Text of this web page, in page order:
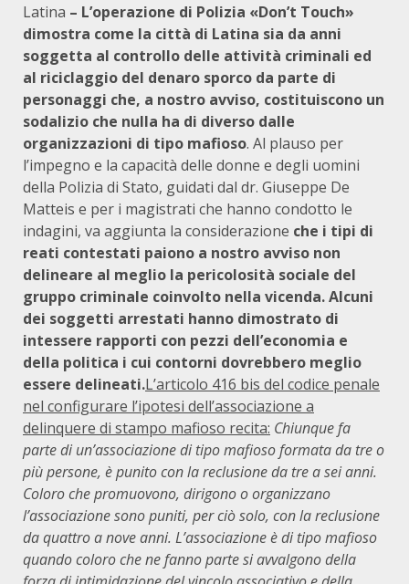
Latina – L’operazione di Polizia «Don’t Touch»
dimostra come la città di Latina sia da anni
soggetta al controllo delle attività criminali ed
al riciclaggio del denaro sporco da parte di
personaggi che, a nostro avviso, costituiscono un
sodalizio che nulla ha di diverso dalle
organizzazioni di tipo mafioso. Al plauso per
l’impegno e la capacità delle donne e degli uomini
della Polizia di Stato, guidati dal dr. Giuseppe De
Matteis e per i magistrati che hanno condotto le
indagini, va aggiunta la considerazione che i tipi di
reati contestati paiono a nostro avviso non
delineare al meglio la pericolosità sociale del
gruppo criminale coinvolto nella vicenda. Alcuni
dei soggetti arrestati hanno dimostrato di
intessere rapporti con pezzi dell’economia e
della politica i cui contorni dovrebbero meglio
essere delineati.L’articolo 416 bis del codice penale
nel configurare l’ipotesi dell’associazione a
delinquere di stampo mafioso recita: Chiunque fa
parte di un’associazione di tipo mafioso formata da tre o
più persone, è punito con la reclusione da tre a sei anni.
Coloro che promuovono, dirigono o organizzano
l’associazione sono puniti, per ciò solo, con la reclusione
da quattro a nove anni. L’associazione è di tipo mafioso
quando coloro che ne fanno parte si avvalgono della